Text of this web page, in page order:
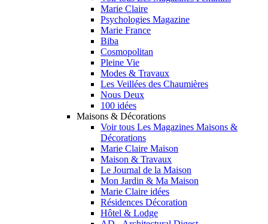
Marie Claire
Psychologies Magazine
Marie France
Biba
Cosmopolitan
Pleine Vie
Modes & Travaux
Les Veillées des Chaumières
Nous Deux
100 idées
Maisons & Décorations
Voir tous Les Magazines Maisons &
Décorations
Marie Claire Maison
Maison & Travaux
Le Journal de la Maison
Mon Jardin & Ma Maison
Marie Claire idées
Résidences Décoration
Hôtel & Lodge